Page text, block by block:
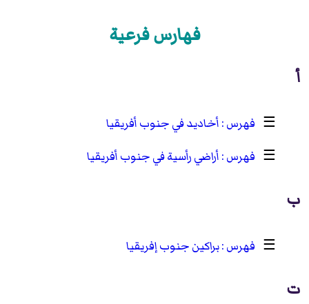
فهارس فرعية
أ
☰
أخاديد في جنوب أفريقيا
☰
أراضي رأسية في جنوب أفريقيا
ب
☰ براكين جنوب إفريقيا
ت